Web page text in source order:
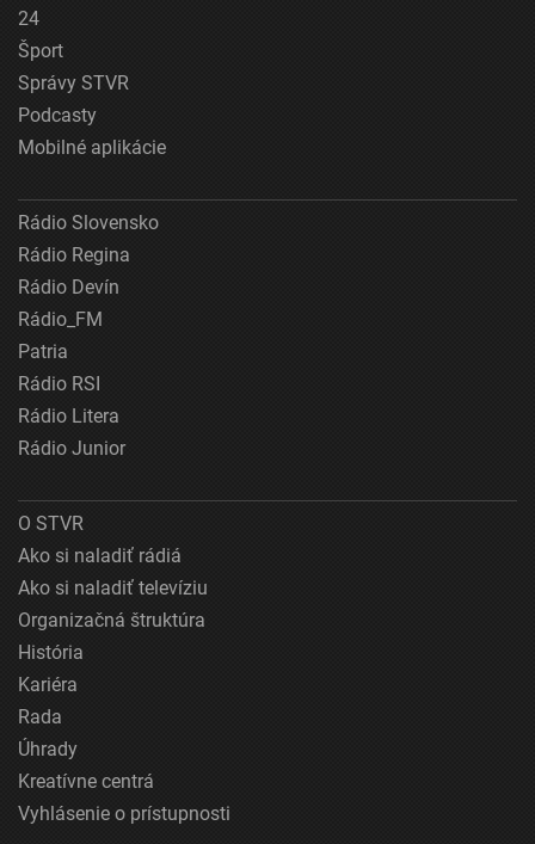
24
Šport
Správy STVR
Podcasty
Mobilné aplikácie
Rádio Slovensko
Rádio Regina
Rádio Devín
Rádio_FM
Patria
Rádio RSI
Rádio Litera
Rádio Junior
O STVR
Ako si naladiť rádiá
Ako si naladiť televíziu
Organizačná štruktúra
História
Kariéra
Rada
Úhrady
Kreatívne centrá
Vyhlásenie o prístupnosti